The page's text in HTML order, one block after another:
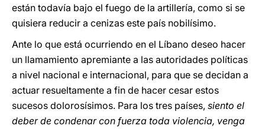
están todavía bajo el fuego de la artillería, como si se
quisiera reducir a cenizas este país nobilísimo.
Ante lo que está ocurriendo en el Líbano deseo hacer
un llamamiento apremiante a las autoridades políticas
a nivel nacional e internacional, para que se decidan a
actuar resueltamente a fin de hacer cesar estos
sucesos dolorosísimos. Para los tres países, siento el
deber de condenar con fuerza toda violencia, venga